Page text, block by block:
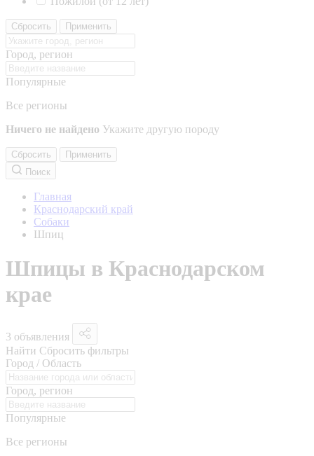
Сбросить Применить
Город, регион
Популярные
Все регионы
Ничего не найдено Укажите другую породу
Сбросить
Применить
Поиск
Главная
Краснодарский край
Собаки
Шпиц
Шпицы в Краснодарском
крае
3 объявления
Найти Сбросить фильтры
Город / Область
Город, регион
Популярные
Все регионы